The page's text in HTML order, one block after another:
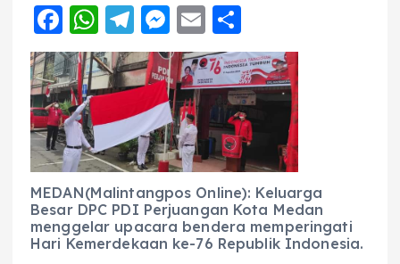
F
a
c
e
b
o
o
k
W
h
a
ts
A
p
p
T
el
e
g
r
a
m
M
e
ss
e
n
g
er
E
m
ai
l
h
a
re
MEDAN(Malintangpos Online): Keluarga
Besar DPC PDI Perjuangan Kota Medan
menggelar upacara bendera memperingati
Hari Kemerdekaan ke-76 Republik Indonesia.